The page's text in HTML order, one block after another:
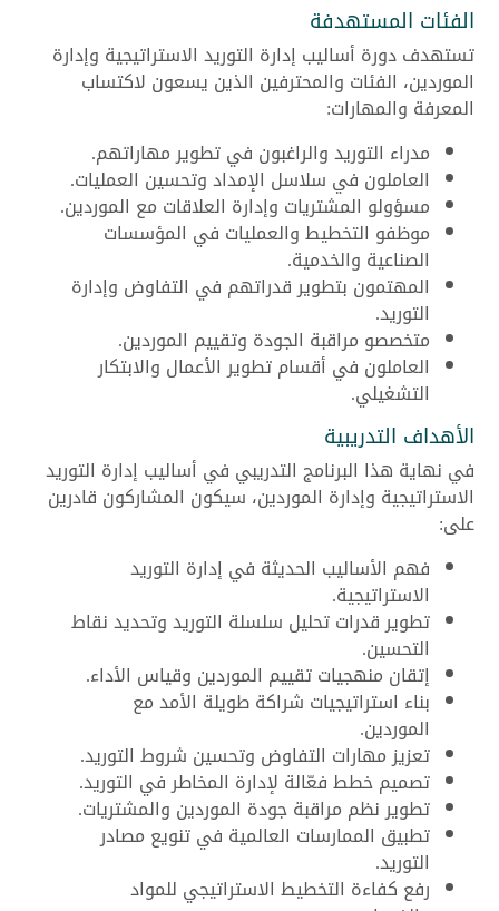
الفئات المستهدفة
تستهدف دورة أساليب إدارة التوريد الاستراتيجية وإدارة
الموردين، الفئات والمحترفين الذين يسعون لاكتساب
المعرفة والمهارات:
مدراء التوريد والراغبون في تطوير مهاراتهم.
العاملون في سلاسل الإمداد وتحسين العمليات.
مسؤولو المشتريات وإدارة العلاقات مع الموردين.
موظفو التخطيط والعمليات في المؤسسات
الصناعية والخدمية.
المهتمون بتطوير قدراتهم في التفاوض وإدارة
التوريد.
متخصصو مراقبة الجودة وتقييم الموردين.
العاملون في أقسام تطوير الأعمال والابتكار
التشغيلي.
الأهداف التدريبية
في نهاية هذا البرنامج التدريبي في أساليب إدارة التوريد
الاستراتيجية وإدارة الموردين، سيكون المشاركون قادرين
على:
فهم الأساليب الحديثة في إدارة التوريد
الاستراتيجية.
تطوير قدرات تحليل سلسلة التوريد وتحديد نقاط
التحسين.
إتقان منهجيات تقييم الموردين وقياس الأداء.
بناء استراتيجيات شراكة طويلة الأمد مع
الموردين.
تعزيز مهارات التفاوض وتحسين شروط التوريد.
تصميم خطط فعّالة لإدارة المخاطر في التوريد.
تطوير نظم مراقبة جودة الموردين والمشتريات.
تطبيق الممارسات العالمية في تنويع مصادر
التوريد.
رفع كفاءة التخطيط الاستراتيجي للمواد